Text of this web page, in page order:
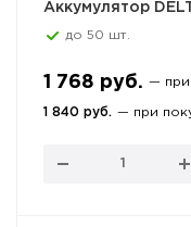
Аккумулятор
до 50 шт.
1 768 руб. — при
1 840 руб. — при